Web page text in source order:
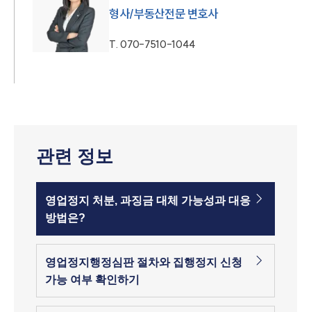
형사/부동산전문 변호사
T.070-7510-1044
관련 정보
영업정지 처분, 과징금 대체 가능성과 대응
방법은?
영업정지행정심판 절차와 집행정지 신청
가능 여부 확인하기